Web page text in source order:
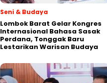
Seni & Budaya
Lombok Barat Gelar Kongres
Internasional Bahasa Sasak
Perdana, Tonggak Baru
Lestarikan Warisan Budaya